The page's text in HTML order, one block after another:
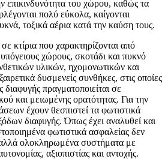
επικινδυνότητα του χώρου, καθώς τα
πολύ εύκολα, καίγονται
τοξικά αέρια κατά την καύση τους.
κτίρια που χαρακτηρίζονται από
χώρους, σκοτάδι και πυκνό
υλικών, ηχομονωτικών και
δυσμενείς συνθήκες, στις οποίες
διαφυγής πραγματοποιείται σε
και μειωμένης ορατότητας. Για την
έχουν θεσπιστεί τα φωτιστικά
διαφυγής. Όπως έχει αναλυθεί και
φωτιστικά ασφαλείας δεν
ολοκληρωμένα συστήματα με
αξιοπιστίας και αντοχής.